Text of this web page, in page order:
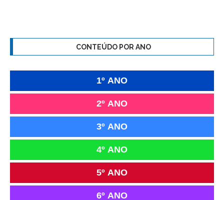
CONTEÚDO POR ANO
1º ANO
2º ANO
3º ANO
4º ANO
5º ANO
6º ANO